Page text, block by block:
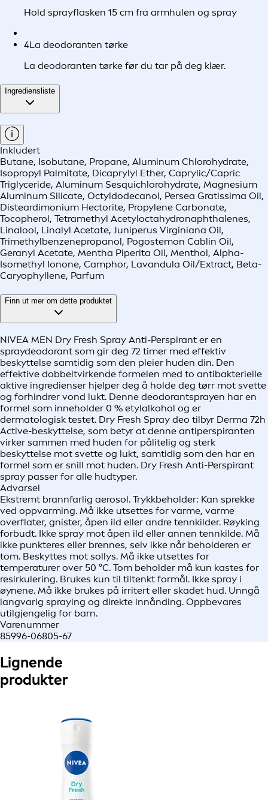
Hold sprayflasken 15 cm fra armhulen og spray
4La deodoranten tørke
La deodoranten tørke før du tar på deg klær.
Ingrediensliste
Inkludert
Butane, Isobutane, Propane, Aluminum Chlorohydrate,
Isopropyl Palmitate, Dicaprylyl Ether, Caprylic/Capric
Triglyceride, Aluminum Sesquichlorohydrate, Magnesium
Aluminum Silicate, Octyldodecanol, Persea Gratissima Oil,
Disteardimonium Hectorite, Propylene Carbonate,
Tocopherol, Tetramethyl Acetyloctahydronaphthalenes,
Linalool, Linalyl Acetate, Juniperus Virginiana Oil,
Trimethylbenzenepropanol, Pogostemon Cablin Oil,
Geranyl Acetate, Mentha Piperita Oil, Menthol, Alpha-
Isomethyl Ionone, Camphor, Lavandula Oil/Extract, Beta-
Caryophyllene, Parfum
Finn ut mer om dette produktet
NIVEA MEN Dry Fresh Spray Anti-Perspirant er en
spraydeodorant som gir deg 72 timer med effektiv
beskyttelse samtidig som den pleier huden din. Den
effektive dobbeltvirkende formelen med to antibakterielle
aktive ingredienser hjelper deg å holde deg tørr mot svette
og forhindrer vond lukt. Denne deodorantsprayen har en
formel som inneholder 0 % etylalkohol og er
dermatologisk testet. Dry Fresh Spray deo tilbyr Derma 72h
Active-beskyttelse, som betyr at denne antiperspiranten
virker sammen med huden for pålitelig og sterk
beskyttelse mot svette og lukt, samtidig som den har en
formel som er snill mot huden. Dry Fresh Anti-Perspirant
spray passer for alle hudtyper.
Advarsel
Ekstremt brannfarlig aerosol. Trykkbeholder: Kan sprekke
ved oppvarming. Må ikke utsettes for varme, varme
overflater, gnister, åpen ild eller andre tennkilder. Røyking
forbudt. Ikke spray mot åpen ild eller annen tennkilde. Må
ikke punkteres eller brennes, selv ikke når beholderen er
tom. Beskyttes mot sollys. Må ikke utsettes for
temperaturer over 50 °C. Tom beholder må kun kastes for
resirkulering. Brukes kun til tiltenkt formål. Ikke spray i
øynene. Må ikke brukes på irritert eller skadet hud. Unngå
langvarig spraying og direkte innånding. Oppbevares
utilgjengelig for barn.
Varenummer
85996-06805-67
Lignende
produkter